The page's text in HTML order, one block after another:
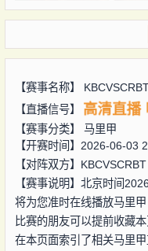
【赛事名称】
【直播信号】
高清直播
【赛事分类】 马里甲
【开赛时间】2026-06-03
【对阵双方】 KBCVSCRBT
【赛事说明】北京时间
将为您准时在线播放马里
比赛的朋友可以提前收藏
在本页面索引了相关马里